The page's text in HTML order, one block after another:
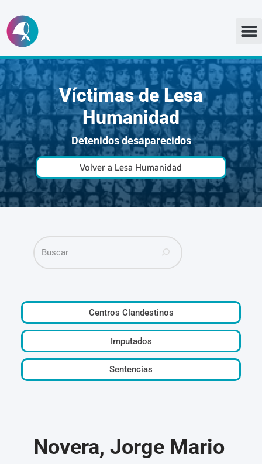
Ir
al
contenido
Víctimas de Lesa
Humanidad
Detenidos desaparecidos
Volver a Lesa Humanidad
Centros Clandestinos
Imputados
Sentencias
Novera, Jorge Mario